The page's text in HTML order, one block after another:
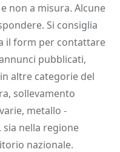
non a misura. Alcune
Si consiglia
il form per contattare
pubblicati,
altre categorie del
sollevamento
metallo -
nella regione
nazionale.